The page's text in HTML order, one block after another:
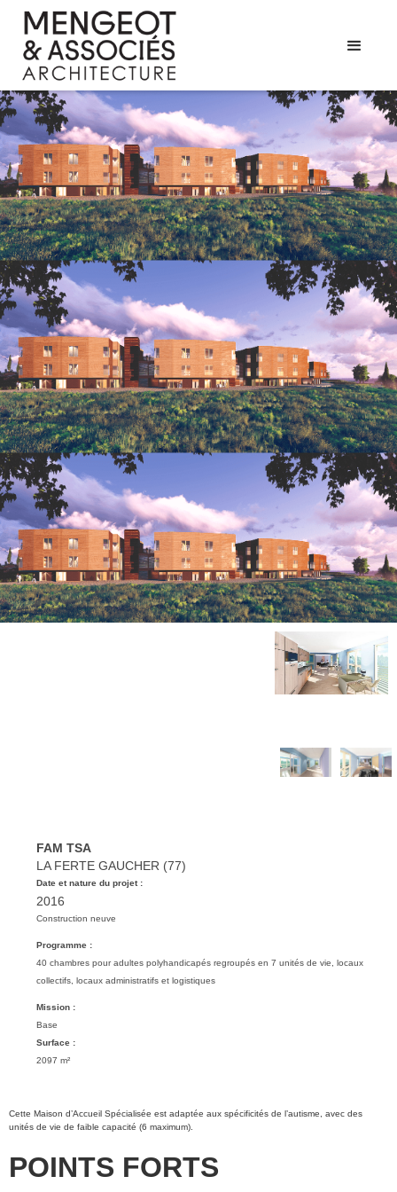
FAM TSA
LA FERTE GAUCHER (77)
Date et nature du projet :
2016
Construction neuve
Programme :
40 chambres pour adultes polyhandicapés regroupés en 7 unités de vie, locaux
collectifs, locaux administratifs et logistiques
Mission :
Base
Surface :
2097 m²
Cette Maison d’Accueil Spécialisée est adaptée aux spécificités de l’autisme, avec des
unités de vie de faible capacité (6 maximum).
POINTS FORTS